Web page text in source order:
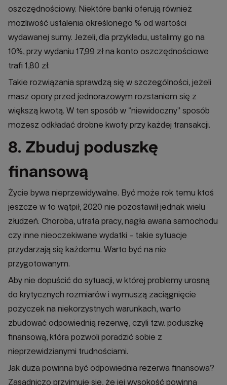
oszczędnościowy. Niektóre banki oferują również
możliwość ustalenia określonego % od wartości
wydawanej sumy. Jeżeli, dla przykładu, ustalimy go na
10%, przy wydaniu 17,99 zł na konto oszczędnościowe
trafi 1,80 zł.
Takie rozwiązania sprawdzą się w szczególności, jeżeli
masz opory przed jednorazowym rozstaniem się z
większą kwotą. W ten sposób w “niewidoczny” sposób
możesz odkładać drobne kwoty przy każdej transakcji.
8. Zbuduj poduszkę
finansową
Życie bywa nieprzewidywalne. Być może rok temu ktoś
jeszcze w to wątpił, 2020 nie pozostawił jednak wielu
złudzeń. Choroba, utrata pracy, nagła awaria samochodu
czy inne nieoczekiwane wydatki - takie sytuacje
przydarzają się każdemu. Warto być na nie
przygotowanym.
Aby nie dopuścić do sytuacji, w której problemy urosną
do krytycznych rozmiarów i wymuszą zaciągnięcie
pożyczek na niekorzystnych warunkach, warto
zbudować odpowiednią rezerwę, czyli tzw. poduszkę
finansową, która pozwoli poradzić sobie z
nieprzewidzianymi trudnościami.
Jak duża powinna być odpowiednia rezerwa finansowa?
Zasadniczo przyjmuje się, że jej wysokość powinna